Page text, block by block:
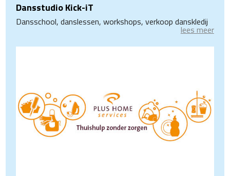
Dansstudio Kick-iT
Dansschool, danslessen, workshops, verkoop danskledij
lees meer